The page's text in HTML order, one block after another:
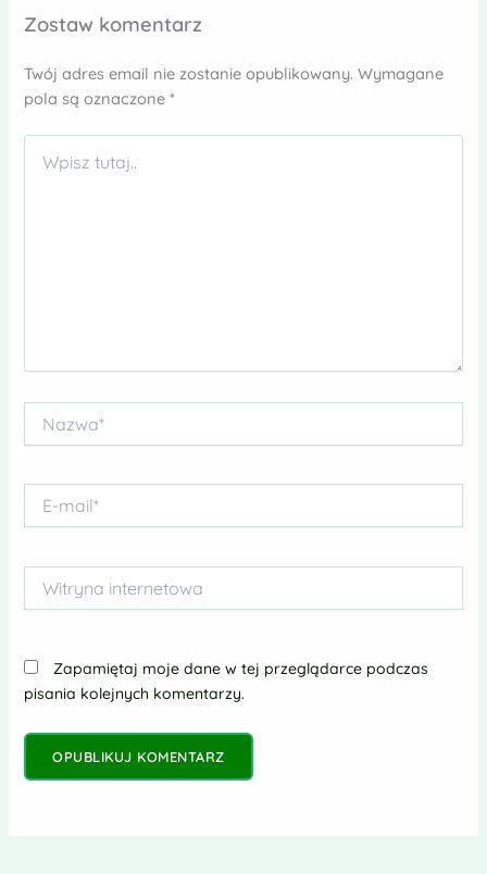
Zostaw komentarz
Twój adres email nie zostanie opublikowany. Wymagane
pola są oznaczone*
Wpisz
tutaj..
mail*
internetowa
Zapamiętaj moje dane w tej przeglądarce podczas
pisania kolejnych komentarzy.